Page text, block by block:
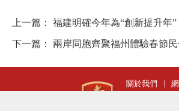
上一篇： 福建明確今年為“創新提升年”
下一篇： 兩岸同胞齊聚福州體驗春節民